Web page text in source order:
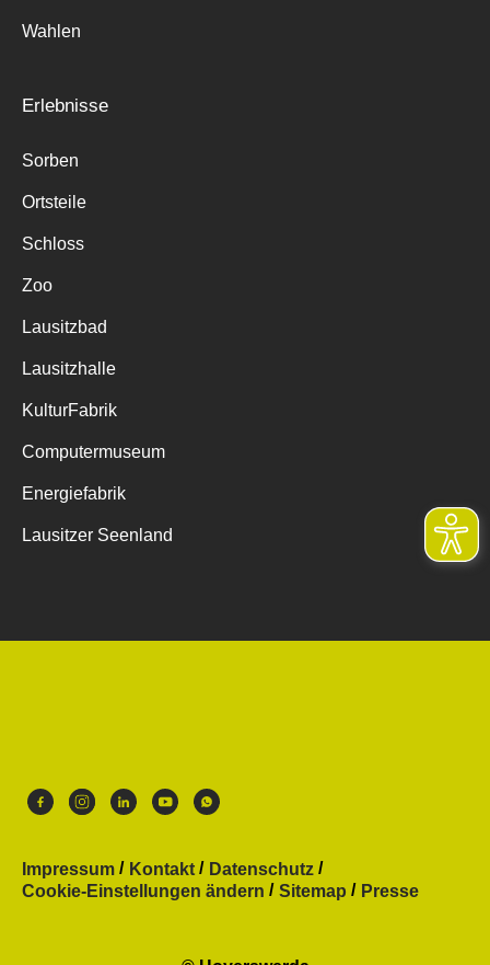
Wahlen
Erlebnisse
Sorben
Ortsteile
Schloss
Zoo
Lausitzbad
Lausitzhalle
KulturFabrik
Computermuseum
Energiefabrik
Lausitzer Seenland
Impressum Kontakt
Datenschutz
Cookie-Einstellungen ändern
Sitemap Presse